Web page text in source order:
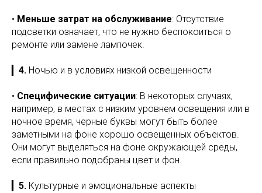
• Меньше затрат на обслуживание: Отсутствие
подсветки означает, что не нужно беспокоиться о
ремонте или замене лампочек.
4. Ночью и в условиях низкой освещенности
• Специфические ситуации: В некоторых случаях,
например, в местах с низким уровнем освещения или в
ночное время, черные буквы могут быть более
заметными на фоне хорошо освещенных объектов.
Они могут выделяться на фоне окружающей среды,
если правильно подобраны цвет и фон.
5. Культурные и эмоциональные аспекты